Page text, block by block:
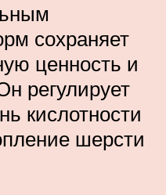
сохраняет
ценность и
регулирует
кислотности
шерсти